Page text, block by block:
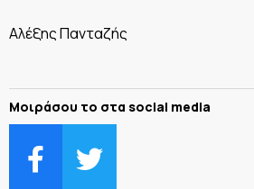
Αλέξης Πανταζής
Μοιράσου το στα social media